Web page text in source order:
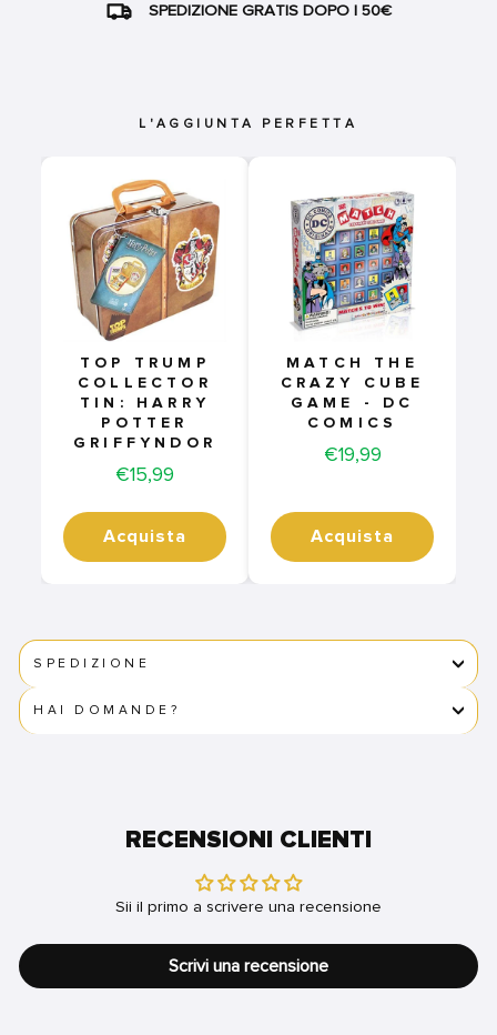
SPEDIZIONE GRATIS DOPO I 50€
L'AGGIUNTA PERFETTA
TOP TRUMP
COLLECTOR
TIN: HARRY
POTTER
GRIFFYNDOR
Price
€15,99
Acquista
MATCH THE
CRAZY CUBE
GAME - DC
COMICS
Price
€19,99
Acquista
SPEDIZIONE
HAI DOMANDE?
RECENSIONI CLIENTI
Sii il primo a scrivere una recensione
Scrivi una recensione